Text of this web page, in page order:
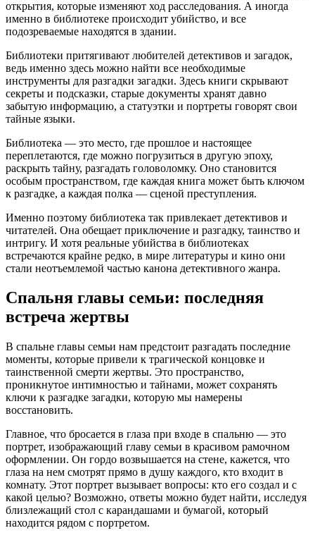
открытия, которые изменяют ход расследования. А иногда
именно в библиотеке происходит убийство, и все
подозреваемые находятся в здании.
Библиотеки притягивают любителей детективов и загадок,
ведь именно здесь можно найти все необходимые
инструменты для разгадки загадки. Здесь книги скрывают
секреты и подсказки, старые документы хранят давно
забытую информацию, а статуэтки и портреты говорят свои
тайные языки.
Библиотека — это место, где прошлое и настоящее
переплетаются, где можно погрузиться в другую эпоху,
раскрыть тайну, разгадать головоломку. Оно становится
особым пространством, где каждая книга может быть ключом
к разгадке, а каждая полка — сценой преступления.
Именно поэтому библиотека так привлекает детективов и
читателей. Она обещает приключение и разгадку, таинство и
интригу. И хотя реальные убийства в библиотеках
встречаются крайне редко, в мире литературы и кино они
стали неотъемлемой частью канона детективного жанра.
Спальня главы семьи: последняя
встреча жертвы
В спальне главы семьи нам предстоит разгадать последние
моменты, которые привели к трагической концовке и
таинственной смерти жертвы. Это пространство,
проникнутое интимностью и тайнами, может сохранять
ключи к разгадке загадки, которую мы намерены
восстановить.
Главное, что бросается в глаза при входе в спальню — это
портрет, изображающий главу семьи в красивом рамочном
оформлении. Он гордо возвышается на стене, кажется, что
глаза на нем смотрят прямо в душу каждого, кто входит в
комнату. Этот портрет вызывает вопросы: кто его создал и с
какой целью? Возможно, ответы можно будет найти, исследуя
близлежащий стол с карандашами и бумагой, который
находится рядом с портретом.